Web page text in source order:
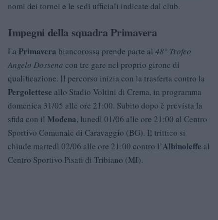
nomi dei tornei e le sedi ufficiali indicate dal club.
Impegni della squadra Primavera
La Primavera biancorossa prende parte al 48° Trofeo
Angelo Dossena con tre gare nel proprio girone di
qualificazione. Il percorso inizia con la trasferta contro la
Pergolettese allo Stadio Voltini di Crema, in programma
domenica 31/05 alle ore 21:00. Subito dopo è prevista la
sfida con il Modena, lunedì 01/06 alle ore 21:00 al Centro
Sportivo Comunale di Caravaggio (BG). Il trittico si
chiude martedì 02/06 alle ore 21:00 contro l’Albinoleffe al
Centro Sportivo Pisati di Tribiano (MI).